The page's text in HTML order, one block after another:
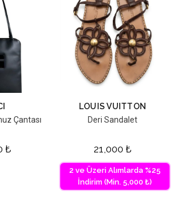
Çantası
₺
LOUIS VUITTON
Deri Sandalet
21,000 ₺
2 ve Üzeri Alımlarda %25
İndirim (Min. 5,000 ₺)